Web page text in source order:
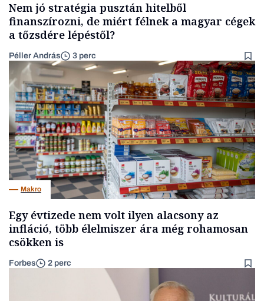
Nem jó stratégia pusztán hitelből
finanszírozni, de miért félnek a magyar cégek
a tőzsdére lépéstől?
Péller András 3 perc
Makro
Egy évtizede nem volt ilyen alacsony az
infláció, több élelmiszer ára még rohamosan
csökken is
Forbes 2 perc